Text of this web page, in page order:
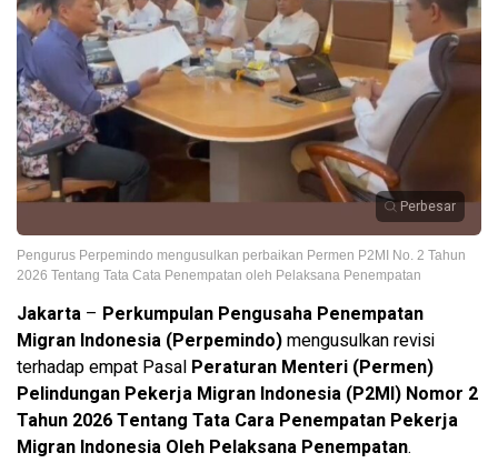
Perbesar
Pengurus Perpemindo mengusulkan perbaikan Permen P2MI No. 2 Tahun
2026 Tentang Tata Cata Penempatan oleh Pelaksana Penempatan
Jakarta – Perkumpulan Pengusaha Penempatan
Migran Indonesia (Perpemindo)mengusulkan revisi
terhadap empat Pasal Peraturan Menteri (Permen)
Pelindungan Pekerja Migran Indonesia (P2MI) Nomor 2
Tahun 2026 Tentang Tata Cara Penempatan Pekerja
Migran Indonesia Oleh Pelaksana Penempatan.